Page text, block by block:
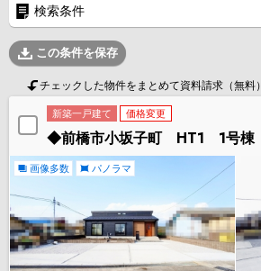
検索条件
この条件を保存
チェックした物件をまとめて資料請求（無料）
新築一戸建て 価格変更
◆前橋市小坂子町 HT1 1号棟
画像多数 パノラマ